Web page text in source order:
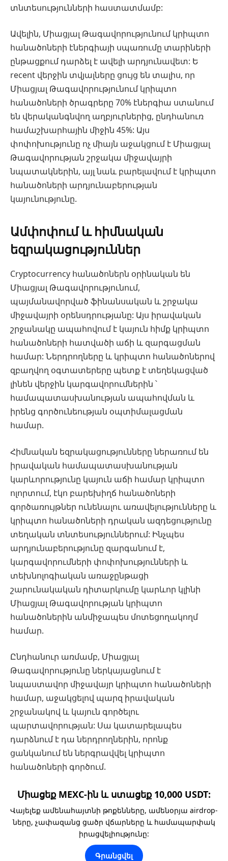
տնտեսությունների հաստատմամբ:
Ավելին, Միացյալ Թագավորությունում կրիպտո
հանածոների էներգիայի սպառումը տարիների
ընթացքում դարձել է ավելի արդյունավետ: Ե
recent վերջին տվյալները ցույց են տալիս, որ
Միացյալ Թագավորությունում կրիպտո
հանածոների ծրագրերը 70% էներգիա ստանում
են վերականգնվող աղբյուրներից, ընդհանուռ
համաշխարհային միջին 45%: Այս
փոփոխությունը ոչ միայն աջակցում է Միացյալ
Թագավորության շրջակա միջավայրի
նպատակներին, այլ նաև բարելավում է կրիպտո
հանածոների արդյունաբերության
կայունությունը.
Ամփոփում և հիմնական
եզրակացություններ
Cryptocurrency հանածոներն օրինական են
Միացյալ Թագավորությունում,
պայմանավորված ֆինանսական և շրջակա
միջավայրի օրենսդրությանը: Այս իրավական
շրջանակը ապահովում է կայուն հիմք կրիպտո
հանածոների հատվածի աճի և զարգացման
համար: Ներդրողները և կրիպտո հանածոներով
զբաղվող օգտատերերը պետք է տեղեկացված
լինեն վերջին կարգավորումներին ՝
համապատասխանության ապահովման և
իրենց գործունեության օպտիմալացման
համար.
Հիմնական եզրակացությունները ներառում են
իրավական համապատասխանության
կարևորությունը կայուն աճի համար կրիպտո
ոլորտում, էկո բարեխիղճ հանածոների
գործառույթներ ունենալու առավելությունները և
կրիպտո հանածոների դրական ազդեցությունը
տեղական տնտեսություններում: Ինչպես
արդյունաբերությունը զարգանում է,
կարգավորումների փոփոխությունների և
տեխնոլոգիական առաջընթացի
շարունակական դիտարկումը կարևոր կլինի
Միացյալ Թագավորության կրիպտո
հանածոներին անմիջապես մոտեցողակողմ
համար.
Ընդհանուր առմամբ, Միացյալ
Թագավորությունը ներկայացնում է
նպաստավոր միջավայր կրիպտո հանածոների
համար, աջակցելով պարզ իրավական
շրջանակով և կայուն գործելու
պարտավորության: Սա կատարելապես
դարձնում է դա ներդրողներին, որոնք
ցանկանում են ներգրավվել կրիպտո
հանածոների գործում.
Միացեք MEXC-ին և ստացեք 10,000 USDT:
Վայելեք ամենահայտնի թոքենները, ամենօրյա airdrop-
ները, չափազանց ցածր վճարները և համապարփակ
իրացվելիությունը:
Գրանցվել